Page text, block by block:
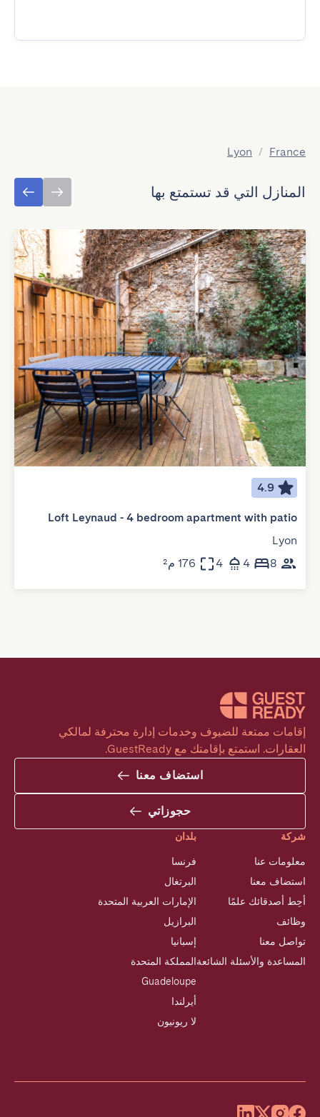
France
/
Lyon
المنازل التي قد تستمتع بها
4.9
Loft Leynaud - 4 bedroom apartment with patio
Lyon
8
4
4 176 م²
العقارات. استمتع بإقامتك مع GuestReady.
استضاف معنا
حجوزاتي
شركة
معلومات عنا
استضاف معنا
أحِط أصدقائك علمًا
وظائف
تواصل معنا
المساعدة والأسئلة الشائعة
بلدان
فرنسا
البرتغال
الإمارات العربية المتحدة
البرازيل
إسبانيا
المملكة المتحدة
Guadeloupe
أيرلندا
لا ريونيون